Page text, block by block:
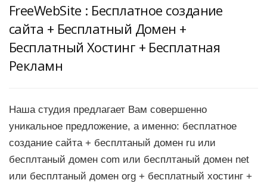
FreeWebSite : Бесплатное создание
сайта + Бесплатный Домен +
Бесплатный Хостинг + Бесплатная
Рекламн
Наша студия предлагает Вам совершенно
уникальное предложение, а именно: бесплатное
создание сайта + бесплтаный домен ru или
бесплтаный домен com или бесплтаный домен net
или бесплтаный домен org + бесплатный хостинг +